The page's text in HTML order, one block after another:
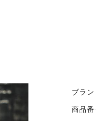
ブラン
商品番